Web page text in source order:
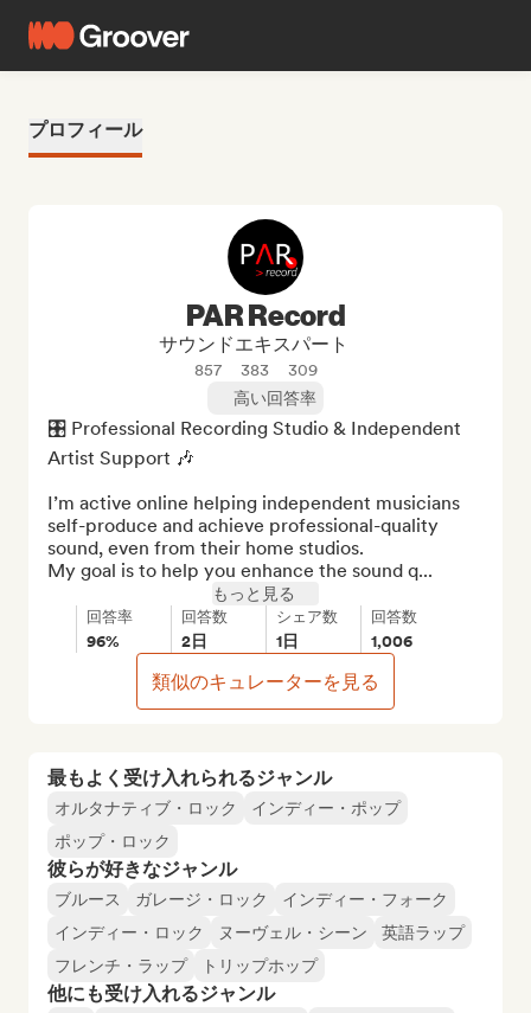
プロフィール
最もよく受け入れられるジャンル
オルタナティブ・ロック
インディー・ポップ
ポップ・ロック
彼らが好きなジャンル
ブルース ガレージ・ロック
インディー・フォーク
インディー・ロック
ヌーヴェル・シーン
英語ラップ
フレンチ・ラップ
トリップホップ
他にも受け入れるジャンル
PAR Record
サウンドエキスパート
857 383
309
高い回答率
🎛️ Professional Recording Studio & Independent
Artist Support 🎶
I’m active online helping independent musicians
self-produce and achieve professional-quality
sound, even from their home studios.
My goal is to help you enhance the sound q...
もっと見る
回答率
96%
回答数
2日
シェア数
1日
回答数
1,006
類似のキュレーターを見る